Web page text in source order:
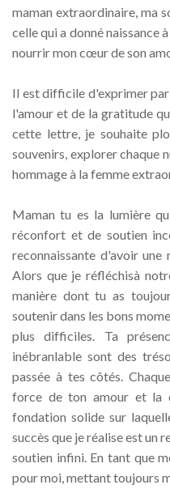
maman extraordinaire, ma
celle qui a donné naissance
nourrir mon cœur de son
Il est difficile d'exprimer
l'amour et de la gratitude
cette lettre, je souhaite
souvenirs, explorer chaque
hommage à la femme
Maman tu es la lumière
réconfort et de soutien
reconnaissante d'avoir
Alors que je réfléchisà
manière dont tu as
soutenir dans les bons
plus difficiles. Ta
inébranlable sont des
passée à tes côtés.
force de ton amour et la
fondation solide sur
succès que je réalise est un
soutien infini. En tant que
pour moi, mettant toujours